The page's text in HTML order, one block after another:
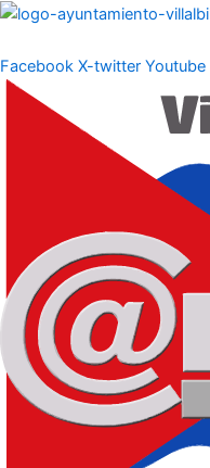
Ir
contenido
Facebook X-twitter Youtube